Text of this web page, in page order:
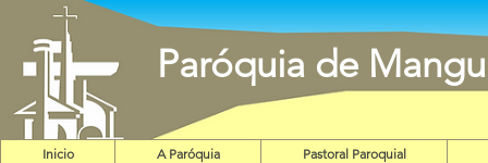
Paróquia de
Inicio A Paróquia Pastoral Paroquial